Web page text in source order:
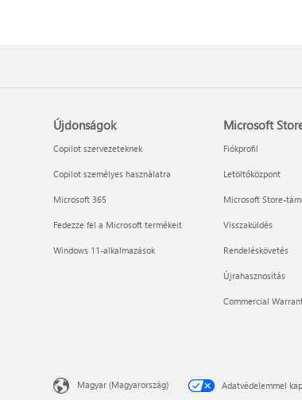
Újdonságok
Copilot szervezeteknek
Copilot személyes használatra
Microsoft 365
Fedezze fel a Microsoft termékeit
Windows 11-alkalmazások
Microsoft
Fiókprofil
Letöltőközpont
Microsoft Store-
Visszaküldés
Rendeléskövetés
Újrahasznosítás
Commercial
Magyar (Magyarország) Adatvédelemmel